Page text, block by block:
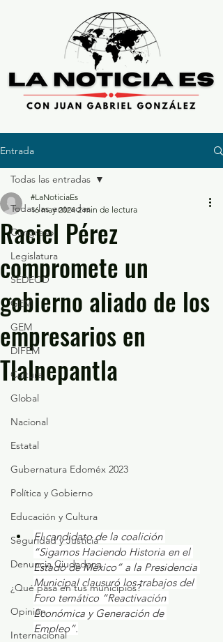
Entrada
Todas las entradas
Congreso
Legislatura
SEDECO
GEM
GEM
DIFEM
Cultura
Global
Nacional
Estatal
Gubernatura Edoméx 2023
Política y Gobierno
Educación y Cultura
Seguridad y Justicia
Denuncia Ciudadana
¿Qué pasa en tus municipios?
Opinión
Internacional
Todas las entradas
Raciel Pérez
compromete un
gobierno aliado de los
empresarios en
Tlalnepantla
#LaNoticiaEs
16 may 2024 2 min de lectura
El candidato de la coalición
“Sigamos Haciendo Historia en el
Estado de México” a la Presidencia
Municipal clausuró los trabajos del
Foro temático “Reactivación
Económica y Generación de
Empleo”.